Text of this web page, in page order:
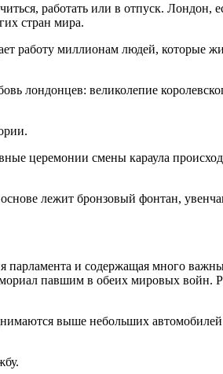
работать или в отпуск. Лондон,
стран мира.
работу миллионам людей, которые
лондонцев: великолепие
церемонии смены караула
лежит бронзовый фонтан,
и содержащая много
павшим в обеих мировых
выше небольших